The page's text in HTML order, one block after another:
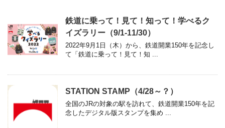
鉄道に乗って！見て！知って！学べるク
イズラリー（9/1-11/30）
2022年9月1日（木）から、鉄道開業150年を記念し
て「鉄道に乗って！見て！知 ...
STATION STAMP（4/28～？）
全国のJRの対象の駅を訪れて、鉄道開業150年を記
念したデジタル版スタンプを集め ...